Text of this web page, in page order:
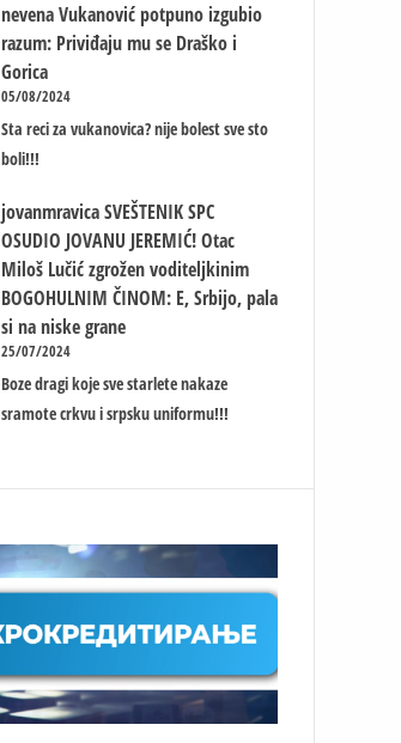
nevena Vukanović potpuno izgubio
razum: Priviđaju mu se Draško i
Gorica
05/08/2024
Sta reci za vukanovica? nije bolest sve sto
boli!!!
jovanmravica SVEŠTENIK SPC
OSUDIO JOVANU JEREMIĆ! Otac
Miloš Lučić zgrožen voditeljkinim
BOGOHULNIM ČINOM: E, Srbijo, pala
si na niske grane
25/07/2024
Boze dragi koje sve starlete nakaze
sramote crkvu i srpsku uniformu!!!